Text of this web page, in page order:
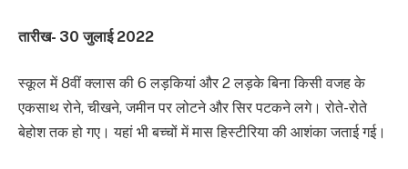
तारीख- 30 जुलाई 2022
स्कूल में 8वीं क्लास की 6 लड़कियां और 2 लड़के बिना किसी वजह के
एकसाथ रोने, चीखने, जमीन पर लोटने और सिर पटकने लगे। रोते-रोते
बेहोश तक हो गए। यहां भी बच्चों में मास हिस्टीरिया की आशंका जताई गई।